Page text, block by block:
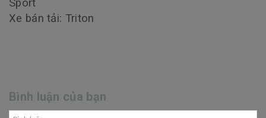
Sport
Xe bán tải: Triton
Bình luận của bạn